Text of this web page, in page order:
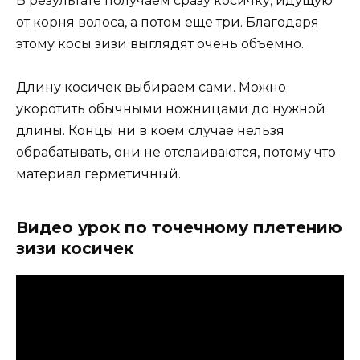
от корня волоса, а потом еще три. Благодаря
этому косы зизи выглядят очень объемно.
Длину косичек выбираем сами. Можно
укоротить обычными ножницами до нужной
длины. Концы ни в коем случае нельзя
обрабатывать, они не отслаиваются, потому что
материал герметичный.
Видео урок по точечному плетению
зизи косичек